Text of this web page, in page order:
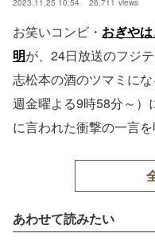
2023.11.25 10:54 26,711 views
お笑いコンビ・ おぎや
明が、24日放送のフジ
志松本の酒のツマミに
週金曜よる9時58分～）
に言われた衝撃の一言を
あわせて読みたい